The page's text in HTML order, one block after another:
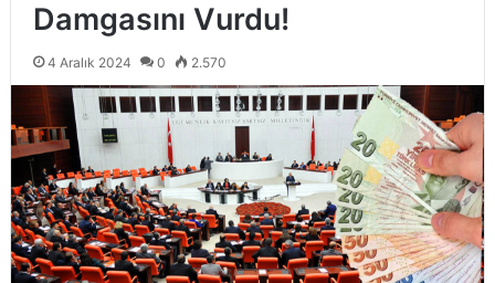
Damgasını Vurdu!
4 Aralık 2024 0 2.570